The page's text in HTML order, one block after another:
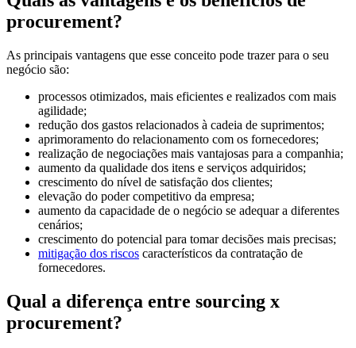
procurement?
As principais vantagens que esse conceito pode trazer para o seu
negócio são:
processos otimizados, mais eficientes e realizados com mais
agilidade;
redução dos gastos relacionados à cadeia de suprimentos;
aprimoramento do relacionamento com os fornecedores;
realização de negociações mais vantajosas para a companhia;
aumento da qualidade dos itens e serviços adquiridos;
crescimento do nível de satisfação dos clientes;
elevação do poder competitivo da empresa;
aumento da capacidade de o negócio se adequar a diferentes
cenários;
crescimento do potencial para tomar decisões mais precisas;
mitigação dos riscos característicos da contratação de
fornecedores.
Qual a diferença entre sourcing x
procurement?